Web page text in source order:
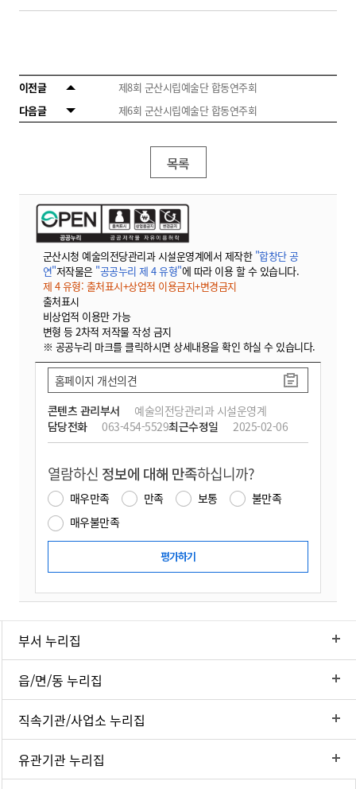
이전글
제8회 군산시립예술단 합동연주회
다음글
제6회 군산시립예술단 합동연주회
목록
군산시청 예술의전당관리과 시설운영계에서 제작한 "합창단 공
연"저작물은 "공공누리 제 4 유형"에 따라 이용 할 수 있습니다.
제 4 유형: 출처표시+상업적 이용금지+변경금지
출처표시
비상업적 이용만 가능
변형 등 2차적 저작물 작성 금지
※ 공공누리 마크를 클릭하시면 상세내용을 확인 하실 수 있습니다.
콘텐츠 관리부서
예술의전당관리과 시설운영계
담당전화
063-454-5529최근수정일 2025-02-06
홈페이지 개선의견
열람하신 정보에 대해 만족하십니까?
매우만족 만족 보통
불만족
매우불만족
부서 누리집
읍/면/동 누리집
직속기관/사업소 누리집
유관기관 누리집